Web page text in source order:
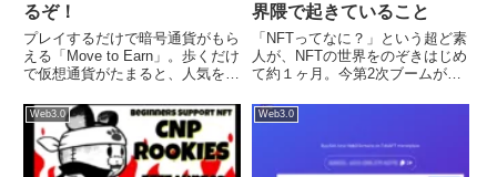
るぞ！
プレイするだけで暗号通貨がもら
える「Move to Earn」。歩くだけ
で仮想通貨がたまると、人気を博
いろいろなサービスが立ち上がり
始めています。そんな中、会話す
るだけで暗号通貨がもらえるとい
うサービスが発表...
界隈で起きていること
「NFTってなに？」という超ど素
人が、NFTの世界をのぞきはじめ
て約１ヶ月。今第2次ブームが起
について、初心者目線で書きま
す。NFTって、なに？１ヶ月前の
私は「NFTって、絵とか写真とか
を、シリアル番号が振っ...
Web3.0 Web3.0